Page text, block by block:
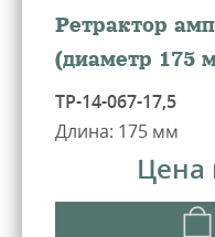
Ретрактор
(диаметр 175
ТР-14-067-17,5
Длина: 175 мм
Цена